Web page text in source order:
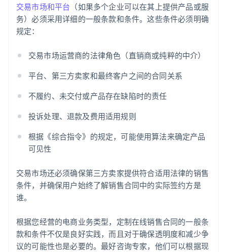
交易市场和平台 （如果多个企业可以在其上提供产品或服
务）必须采用详细的一般条款和条件。这些条件必须明确
规定：
交易市场运营商的法律角色（直销商或纯粹的中介）
平台、第三方卖家和最终客户之间的合同关系
不履约、未交付或产品存在缺陷时的责任
投诉处理、退款及费用适用规则
根据《综合指令》的规定，可能使用算法来确定产品
可见性
交易市场还必须确保第三方卖家提供符合适用法律的销售
条件，并确保用户始终了解销售合同中的实际签约方是
谁。
根据您经营的电商业务类型，定制在线销售合同的一般条
款和条件不仅是良好实践，而且对于确保透明度和减少争
议的可能性也是必要的。最好咨询专家，他们可以根据现